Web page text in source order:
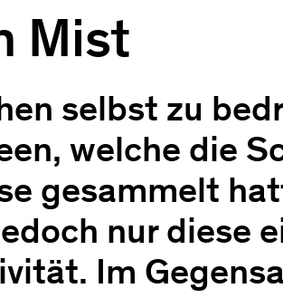
Mist
selbst zu
welche die
gesammelt
nur diese
Im